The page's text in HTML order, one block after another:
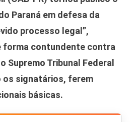
Paraná em defesa da
processo legal”,
forma contundente contra
Supremo Tribunal Federal
os signatários, ferem
básicas.